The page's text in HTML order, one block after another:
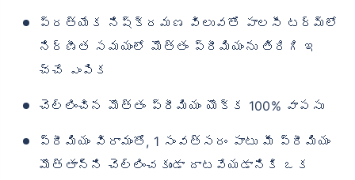
ప్రత్యేక నిష్క్రమణ విలువతో పాలసీ టర్మ్‌లో
నిర్ణీత సమయంలో మొత్తం ప్రీమియంను తిరిగి ఇ
చ్చే ఎంపిక
చెల్లించిన మొత్తం ప్రీమియం యొక్క 100% వాపసు
ప్రీమియం విరామంతో, 1 సంవత్సరం పాటు మీ ప్రీమియం
మొత్తాన్ని చెల్లించకుండా దాటవేయడానికి ఒక